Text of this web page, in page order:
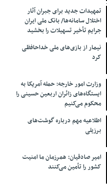
تمهیدات جدید برای جبران آثار
اختلال سامانه‌ها/ بانک ملی ایران
جرایم تأخیر تسهیلات را بخشید
نیمار از بازی‌های ملی خداحافظی
کرد
وزارت امور خارجه: حمله آمریکا به
ایستگاه‌های زائران اربعین حسینی را
محکوم می‌کنیم
اطلاعیه مهم درباره گوشت‌های
برزیلی
امیر صادقیان: همرزمان ما امنیت
کشور را تأمین می‌کنند